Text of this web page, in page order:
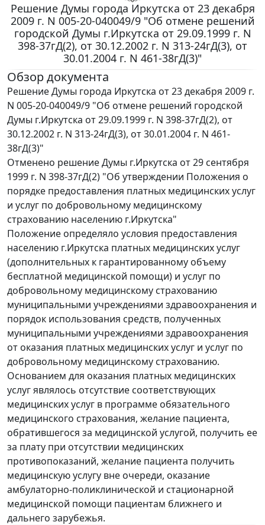
Решение Думы города Иркутска от 23 декабря
2009 г. N 005-20-040049/9 "Об отмене решений
городской Думы г.Иркутска от 29.09.1999 г. N
398-37гД(2), от 30.12.2002 г. N 313-24гД(3), от
30.01.2004 г. N 461-38гД(3)"
Обзор документа
Решение Думы города Иркутска от 23 декабря 2009 г.
N 005-20-040049/9 "Об отмене решений городской
Думы г.Иркутска от 29.09.1999 г. N 398-37гД(2), от
30.12.2002 г. N 313-24гД(3), от 30.01.2004 г. N 461-
38гД(3)"
Отменено решение Думы г.Иркутска от 29 сентября
1999 г. N 398-37гД(2) "Об утверждении Положения о
порядке предоставления платных медицинских услуг
и услуг по добровольному медицинскому
страхованию населению г.Иркутска"
Положение определяло условия предоставления
населению г.Иркутска платных медицинских услуг
(дополнительных к гарантированному объему
бесплатной медицинской помощи) и услуг по
добровольному медицинскому страхованию
муниципальными учреждениями здравоохранения и
порядок использования средств, полученных
муниципальными учреждениями здравоохранения
от оказания платных медицинских услуг и услуг по
добровольному медицинскому страхованию.
Основанием для оказания платных медицинских
услуг являлось отсутствие соответствующих
медицинских услуг в программе обязательного
медицинского страхования, желание пациента,
обратившегося за медицинской услугой, получить ее
за плату при отсутствии медицинских
противопоказаний, желание пациента получить
медицинскую услугу вне очереди, оказание
амбулаторно-поликлинической и стационарной
медицинской помощи пациентам ближнего и
дальнего зарубежья.